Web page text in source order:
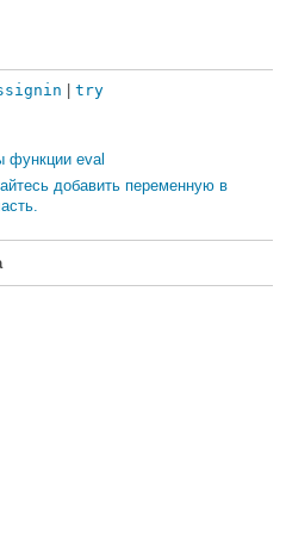
try
функции eval
добавить переменную в